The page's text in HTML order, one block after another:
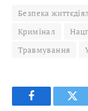
Безпека
Кримінал
Травмування
Facebook